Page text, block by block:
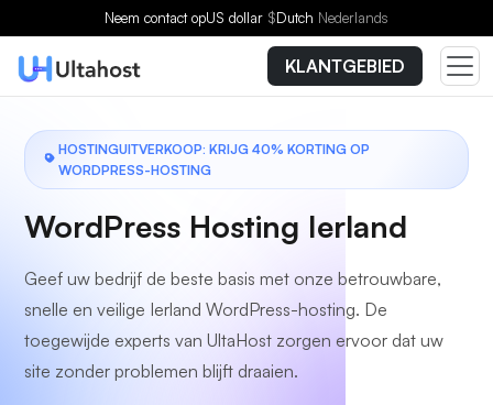
Neem contact opUS dollar $Dutch Nederlands
KLANTGEBIED
HOSTINGUITVERKOOP: KRIJG 40% KORTING OP
WORDPRESS-HOSTING
WordPress Hosting Ierland
Geef uw bedrijf de beste basis met onze betrouwbare,
snelle en veilige Ierland WordPress-hosting. De
toegewijde experts van UltaHost zorgen ervoor dat uw
site zonder problemen blijft draaien.